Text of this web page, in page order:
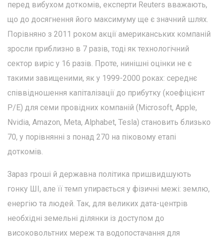
перед вибухом доткомів, експерти Reuters вважають,
що до досягнення його максимуму ще є значний шлях.
Порівняно з 2011 роком акції американських компаній
зросли приблизно в 7 разів, тоді як технологічний
сектор виріс у 16 разів. Проте, нинішні оцінки не є
такими завищеними, як у 1999-2000 роках: середнє
співвідношення капіталізації до прибутку (коефіцієнт
P/E) для семи провідних компаній (Microsoft, Apple,
Nvidia, Amazon, Meta, Alphabet, Tesla) становить близько
70, у порівнянні з понад 270 на піковому етапі
доткомів.
Зараз гроші й державна політика пришвидшують
гонку ШІ, але її темп упирається у фізичні межі: землю,
енергію та людей. Так, для великих дата-центрів
необхідні земельні ділянки із доступом до
високовольтних мереж та водопостачання для